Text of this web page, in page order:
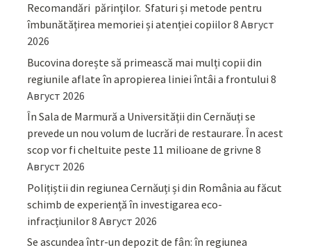
Recomandări părinţilor. Sfaturi și metode pentru
îmbunătățirea memoriei și atenției copiilor8 Август
2026
Bucovina dorește să primească mai mulți copii din
regiunile aflate în apropierea liniei întâi a frontului 8
Август 2026
În Sala de Marmură a Universității din Cernăuți se
prevede un nou volum de lucrări de restaurare. În acest
scop vor fi cheltuite peste 11 milioane de grivne 8
Август 2026
Polițiștii din regiunea Cernăuți și din România au făcut
schimb de experiență în investigarea eco-
infracțiunilor8 Август 2026
Se ascundea într-un depozit de fân: în regiunea